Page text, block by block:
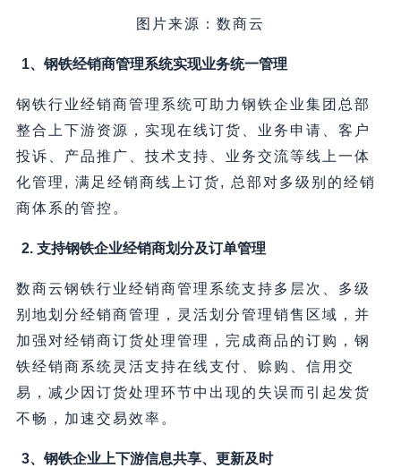
图片来源：数商云
1、钢铁经销商管理系统实现业务统一管理
钢铁行业经销商管理系统可助力钢铁企业集团总部
整合上下游资源，实现在线订货、业务申请、客户
投诉、产品推广、技术支持、业务交流等线上一体
化管理, 满足经销商线上订货, 总部对多级别的经销
商体系的管控。
2. 支持钢铁企业经销商划分及订单管理
数商云钢铁行业经销商管理系统支持多层次、多级
别地划分经销商管理，灵活划分管理销售区域，并
加强对经销商订货处理管理，完成商品的订购，钢
铁经销商系统灵活支持在线支付、赊购、信用交
易，减少因订货处理环节中出现的失误而引起发货
不畅，加速交易效率。
3、钢铁企业上下游信息共享、更新及时